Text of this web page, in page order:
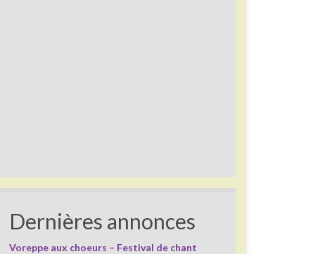
Dernières annonces
Voreppe aux choeurs – Festival de chant